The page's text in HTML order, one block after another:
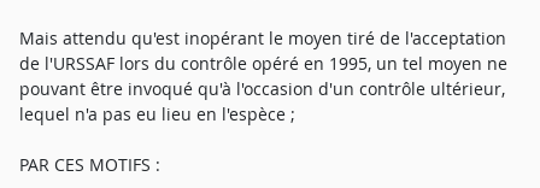
Mais attendu qu'est inopérant le moyen tiré de l'acceptation
de l'URSSAF lors du contrôle opéré en 1995, un tel moyen ne
pouvant être invoqué qu'à l'occasion d'un contrôle ultérieur,
lequel n'a pas eu lieu en l'espèce ;
PAR CES MOTIFS :